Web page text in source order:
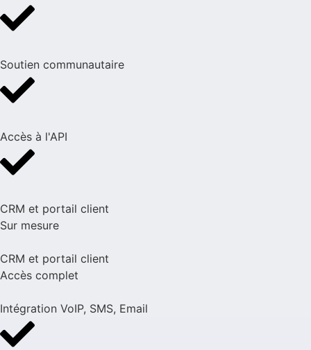
Soutien communautaire
Accès à l'API
CRM et portail client
Sur mesure
CRM et portail client
Accès complet
Intégration VoIP, SMS, Email